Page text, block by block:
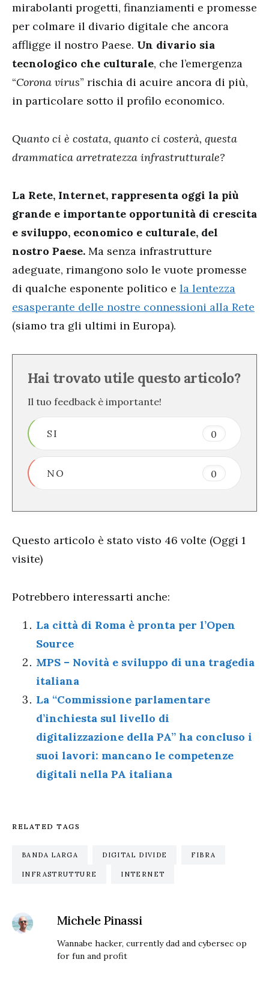
mirabolanti progetti, finanziamenti e promesse
per colmare il divario digitale che ancora
affligge il nostro Paese. Un divario sia
tecnologico che culturale, che l’emergenza
“Corona virus” rischia di acuire ancora di più,
in particolare sotto il profilo economico.
Quanto ci è costata, quanto ci costerà, questa
drammatica arretratezza infrastrutturale?
La Rete, Internet, rappresenta oggi la più
grande e importante opportunità di crescita
e sviluppo, economico e culturale, del
nostro Paese. Ma senza infrastrutture
adeguate, rimangono solo le vuote promesse
di qualche esponente politico e la lentezza
esasperante delle nostre connessioni alla Rete
(siamo tra gli ultimi in Europa).
Hai trovato utile questo articolo?
Il tuo feedback è importante!
SI 0
NO 0
Questo articolo è stato visto 46 volte (Oggi 1
visite)
Potrebbero interessarti anche:
La città di Roma è pronta per l’Open
Source
MPS – Novità e sviluppo di una tragedia
italiana
La “Commissione parlamentare
d’inchiesta sul livello di
digitalizzazione della PA” ha concluso i
suoi lavori: mancano le competenze
digitali nella PA italiana
RELATED TAGS
BANDA LARGA DIGITAL DIVIDE FIBRA
INFRASTRUTTURE INTERNET
Michele Pinassi
Wannabe hacker, currently dad and cybersec op
for fun and profit